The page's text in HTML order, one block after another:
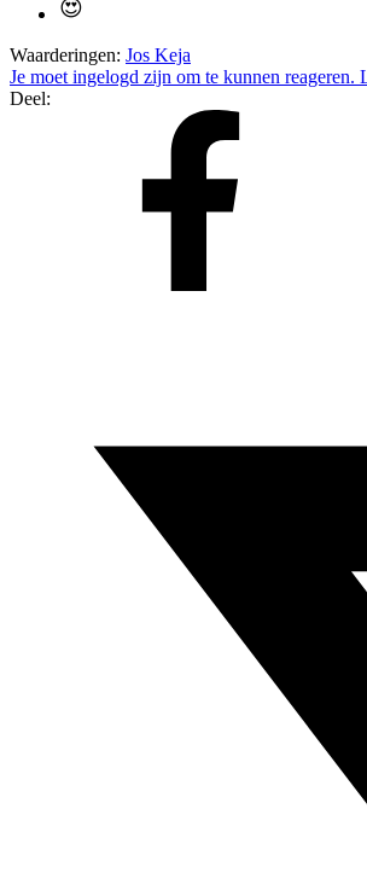
Waarderingen: Jos Keja
Je moet ingelogd zijn om te kunnen reageren.
Deel: